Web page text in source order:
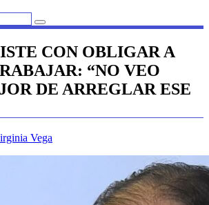
CON OBLIGAR A
“NO VEO
DE ARREGLAR ESE
Vega